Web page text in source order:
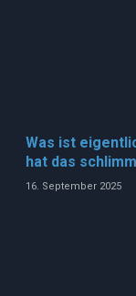
Was ist
hat das
16. September 2025